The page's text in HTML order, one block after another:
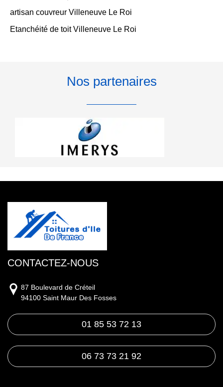
artisan couvreur Villeneuve Le Roi
Etanchéité de toit Villeneuve Le Roi
Nos partenaires
CONTACTEZ-NOUS
87 Boulevard de Créteil
94100 Saint Maur Des Fosses
01 85 53 72 13
06 73 73 21 92